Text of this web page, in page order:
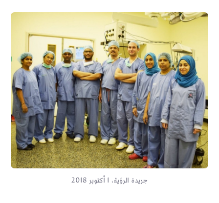
جريدة الرؤية، 1 أكتوبر 2018